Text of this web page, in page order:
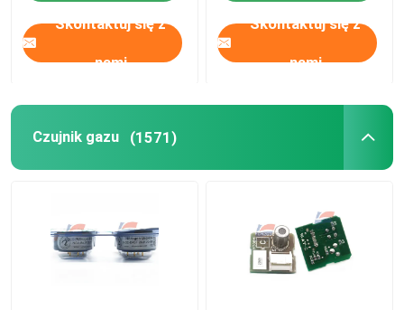
Skontaktuj się z
nami
Skontaktuj się z
nami
Czujnik gazu (1571)